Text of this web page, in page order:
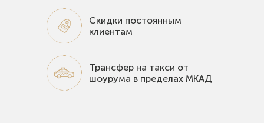
Скидки постоянным
клиентам
Трансфер на такси от
шоурума в пределах МКАД